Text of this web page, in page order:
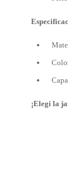
¡Elegí la